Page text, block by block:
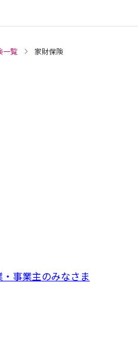
一覧 家財保険
事業主のみなさま